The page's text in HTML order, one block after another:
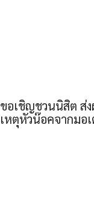
ขอเชิญชวนนิสิต ส่ง
เหตุหัวน๊อคจากมอ